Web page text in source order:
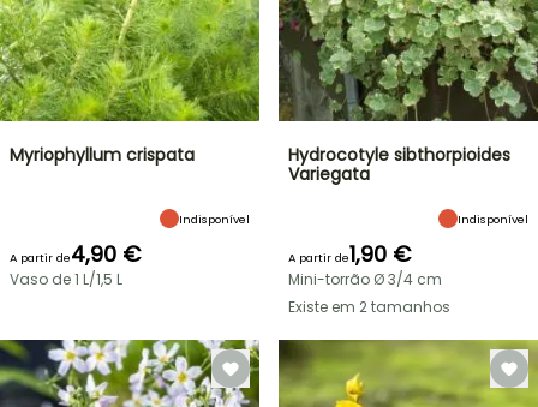
Myriophyllum crispata
Indisponível
A partir de4,90 €
Vaso de 1 L/1,5 L
Hydrocotyle sibthorpioides
Variegata
Indisponível
A partir de1,90 €
Mini-torrão Ø 3/4 cm
Existe em 2 tamanhos